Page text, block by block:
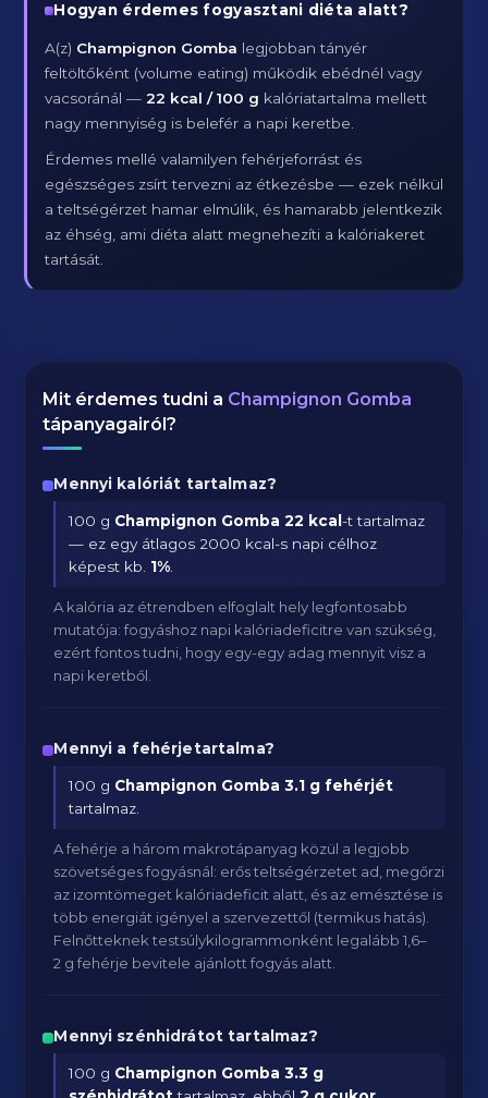
Hogyan érdemes fogyasztani diéta alatt?
A(z) Champignon Gomba legjobban tányér
feltöltőként (volume eating) működik ebédnél vagy
vacsoránál —22 kcal / 100 g kalóriatartalma mellett
nagy mennyiség is belefér a napi keretbe.
Érdemes mellé valamilyen fehérjeforrást és
egészséges zsírt tervezni az étkezésbe — ezek nélkül
a teltségérzet hamar elmúlik, és hamarabb jelentkezik
az éhség, ami diéta alatt megnehezíti a kalóriakeret
tartását.
Mit érdemes tudni a Champignon Gomba
tápanyagairól?
Mennyi kalóriát tartalmaz?
100 g Champignon Gomba 22 kcal-t tartalmaz
— ez egy átlagos 2000 kcal-s napi célhoz
képest kb. 1%
A kalória az étrendben elfoglalt hely legfontosabb
mutatója: fogyáshoz napi kalóriadeficitre van szükség,
ezért fontos tudni, hogy egy-egy adag mennyit visz a
napi keretből.
Mennyi a fehérjetartalma?
100 g Champignon Gomba 3.1 g fehérjét
tartalmaz.
A fehérje a három makrotápanyag közül a legjobb
szövetséges fogyásnál: erős teltségérzetet ad, megőrzi
az izomtömeget kalóriadeficit alatt, és az emésztése is
több energiát igényel a szervezettől (termikus hatás).
Felnőtteknek testsúlykilogrammonként legalább 1,6–
2 g fehérje bevitele ajánlott fogyás alatt.
Mennyi szénhidrátot tartalmaz?
100 g Champignon Gomba 3.3 g